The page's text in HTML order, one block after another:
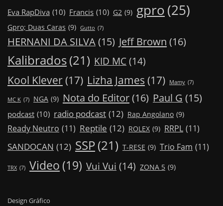
Eva RapDiva (10) Francis (10) G2 (9) gpro(25)
Gpro; Duas Caras (9) Gutto (7)
HERNANI DA SILVA(15) Jeff Brown (16)
Kalibrados(21) KID MC (14)
Kool Klever (17) Lizha James (17) Mamy (7)
MC K (7) NGA (9) Nota do Editor(16) Paul G (15)
podcast (10) radio podcast (12) Rap Angolano (9)
Ready Neutro (11) Reptile (12) ROLEX (9) RRPL (11)
SANDOCAN (12) SSP(21) T-RESE (9) Trio Fam (11)
TRX (7) Video (19) Vui Vui (14) ZONA 5 (9)
Design Gráfico